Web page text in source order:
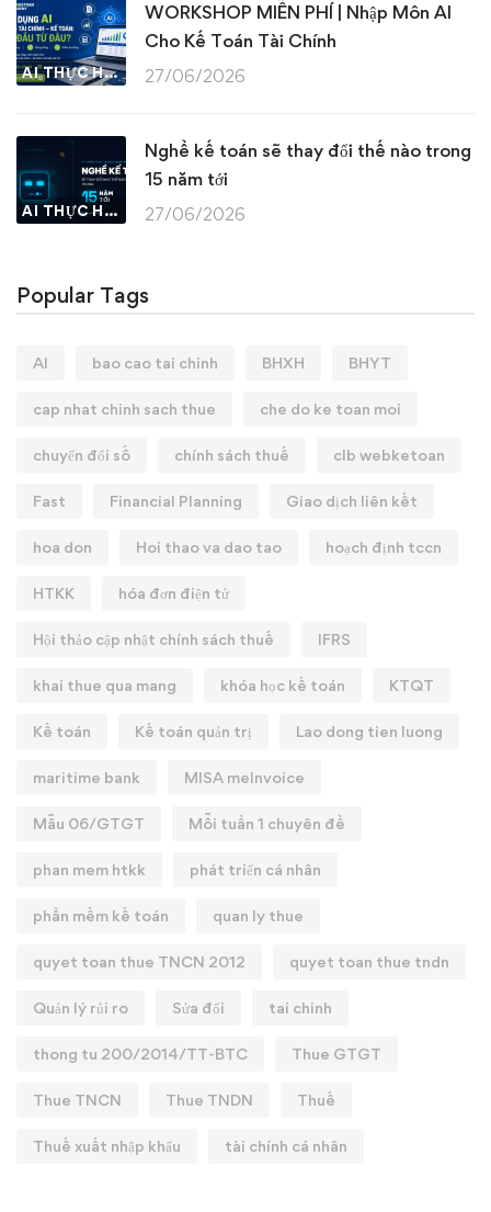
AI THỰC HÀNH
WORKSHOP MIỄN PHÍ | Nhập Môn AI
Cho Kế Toán Tài Chính
27/06/2026
AI THỰC HÀNH
Nghề kế toán sẽ thay đổi thế nào trong
15 năm tới
27/06/2026
Popular Tags
AI bao cao tai chinh BHXH BHYT
cap nhat chinh sach thue che do ke toan moi
chuyển đổi số chính sách thuế clb webketoan
Fast Financial Planning Giao dịch liên kết
hoa don Hoi thao va dao tao hoạch định tccn
HTKK hóa đơn điện tử
Hội thảo cập nhật chính sách thuế IFRS
khai thue qua mang khóa học kế toán KTQT
Kế toán Kế toán quản trị Lao dong tien luong
maritime bank MISA meInvoice
Mẫu 06/GTGT Mỗi tuần 1 chuyên đề
phan mem htkk phát triển cá nhân
phần mềm kế toán quan ly thue
quyet toan thue TNCN 2012 quyet toan thue tndn
Quản lý rủi ro Sửa đổi tai chinh
thong tu 200/2014/TT-BTC Thue GTGT
Thue TNCN Thue TNDN Thuế
Thuế xuất nhập khẩu tài chính cá nhân